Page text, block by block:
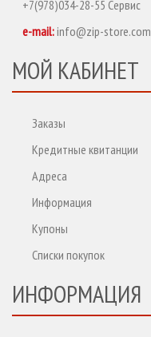
+7(978)034-28-55 Сервис
e-mail:info@zip-store.com
МОЙ КАБИНЕТ
Заказы
Кредитные квитанции
Адреса
Информация
Купоны
Списки покупок
ИНФОРМАЦИЯ